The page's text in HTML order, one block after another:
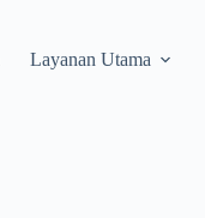
Layanan Utama